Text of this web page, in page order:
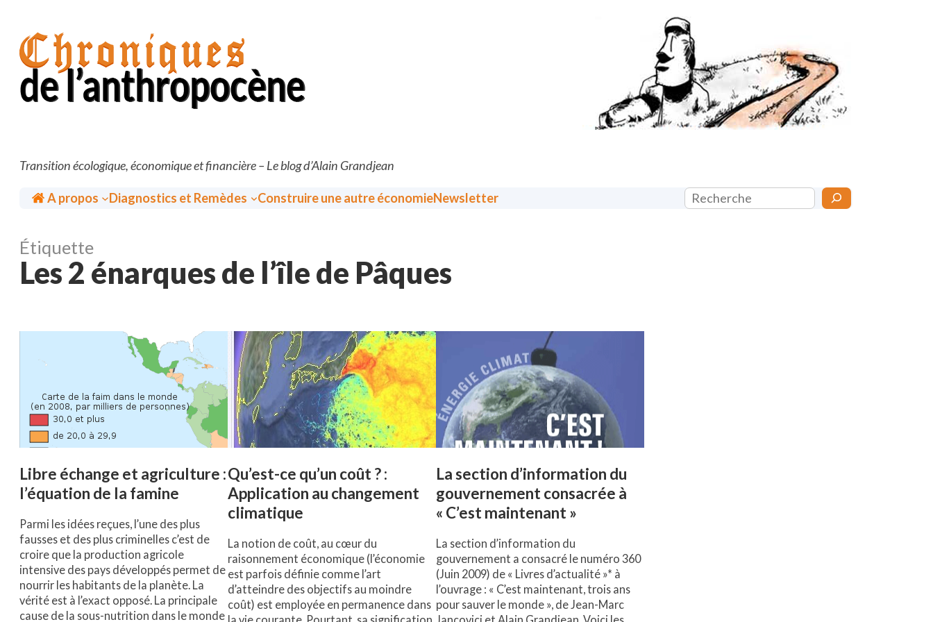
contenu
Transition écologique, économique et financière – Le blog d’Alain Grandjean
Accueil
A propos Diagnostics et Remèdes Construire une autre économieNewsletter Rechercher
Étiquette
Les 2 énarques de l’île de Pâques
Libre échange et agriculture :
l’équation de la famine
Parmi les idées reçues, l’une des plus
fausses et des plus criminelles c’est de
croire que la production agricole
intensive des pays développés permet de
nourrir les habitants de la planète. La
vérité est à l’exact opposé. La principale
cause de la sous-nutrition dans le monde
Qu’est-ce qu’un coût ? :
Application au changement
climatique
La notion de coût, au cœur du
raisonnement économique (l’économie
est parfois définie comme l’art
d’atteindre des objectifs au moindre
coût) est employée en permanence dans
La section d’information du
gouvernement consacrée à
« C’est maintenant »
La section d’information du
gouvernement a consacré le numéro 360
(Juin 2009) de « Livres d’actualité »* à
l’ouvrage : « C’est maintenant, trois ans
pour sauver le monde », de Jean-Marc